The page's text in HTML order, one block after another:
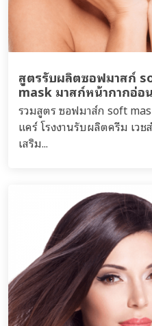
สูตรรับผลิตซอฟมาสก์
mask มาสก์หน้ากากอ่อน
รวมสูตร ซอฟมาส์ก soft
แคร์ โรงงานรับผลิตครีม เวช
เสริม...